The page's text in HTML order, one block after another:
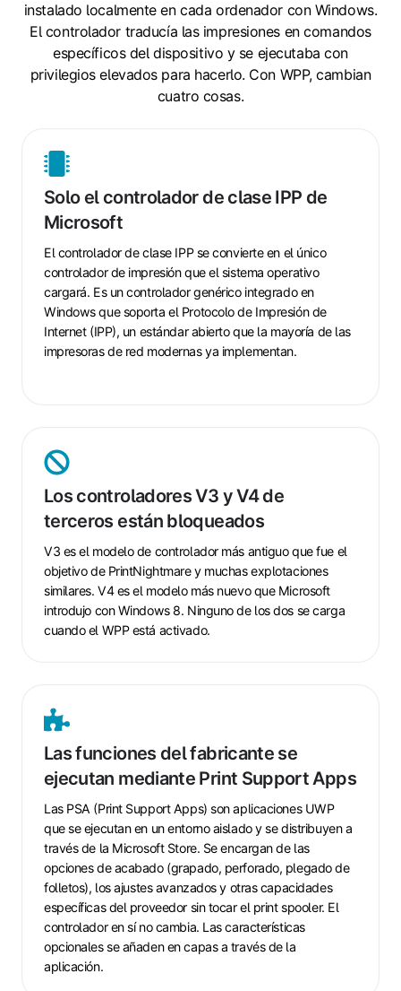
instalado localmente en cada ordenador con Windows.
El controlador traducía las impresiones en comandos
específicos del dispositivo y se ejecutaba con
privilegios elevados para hacerlo. Con WPP, cambian
cuatro cosas.
Solo el controlador de clase IPP de
Microsoft
El controlador de clase IPP se convierte en el único
controlador de impresión que el sistema operativo
cargará. Es un controlador genérico integrado en
Windows que soporta el Protocolo de Impresión de
Internet (IPP), un estándar abierto que la mayoría de las
impresoras de red modernas ya implementan.
Solo
controlador
de
clase
IPP
de
Microsoft
Los controladores V3 y V4 de
terceros están bloqueados
V3 es el modelo de controlador más antiguo que fue el
objetivo de PrintNightmare y muchas explotaciones
similares. V4 es el modelo más nuevo que Microsoft
introdujo con Windows 8. Ninguno de los dos se carga
cuando el WPP está activado.
Los
V3
y
V4
de
terceros
están
bloqueados
Las funciones del fabricante se
ejecutan mediante Print Support Apps
Las PSA (Print Support Apps) son aplicaciones UWP
que se ejecutan en un entorno aislado y se distribuyen a
través de la Microsoft Store. Se encargan de las
opciones de acabado (grapado, perforado, plegado de
folletos), los ajustes avanzados y otras capacidades
específicas del proveedor sin tocar el print spooler. El
controlador en sí no cambia. Las características
opcionales se añaden en capas a través de la
aplicación.
Las
del
fabricante
se
ejecutan
mediante
Print
Support
Apps